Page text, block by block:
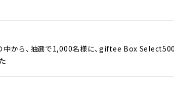
から、抽選で1,000名様に、giftee Box